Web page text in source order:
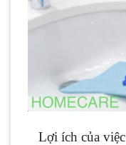
Lợi ích của việc